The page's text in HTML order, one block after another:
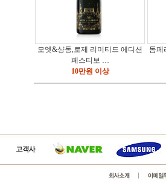
모엣&샹동,로제 리미티드 에디션
페스티보 …
10만원 이상
돔페